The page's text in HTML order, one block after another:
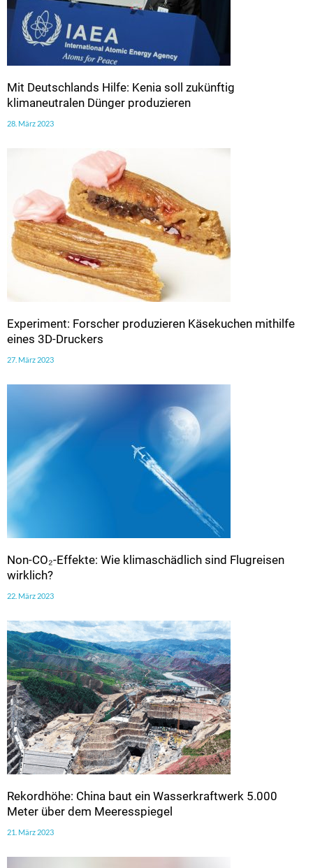
Mit Deutschlands Hilfe: Kenia soll zukünftig
klimaneutralen Dünger produzieren
28. März 2023
Experiment: Forscher produzieren Käsekuchen mithilfe
eines 3D-Druckers
27. März 2023
Non-CO₂-Effekte: Wie klimaschädlich sind Flugreisen
wirklich?
22. März 2023
Rekordhöhe: China baut ein Wasserkraftwerk 5.000
Meter über dem Meeresspiegel
21. März 2023